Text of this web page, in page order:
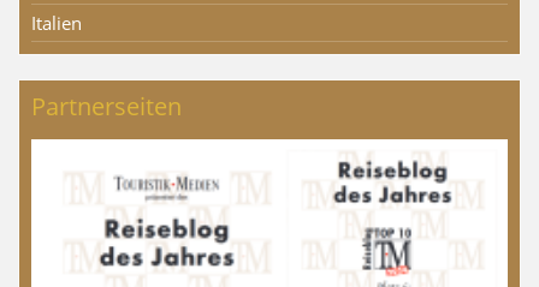
Italien
Partnerseiten